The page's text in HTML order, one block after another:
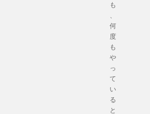
も
何
度
も
や
っ
て
い
る
と